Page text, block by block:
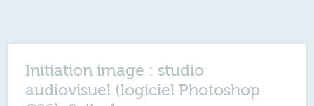
Initiation image : studio
audiovisuel (logiciel Photoshop